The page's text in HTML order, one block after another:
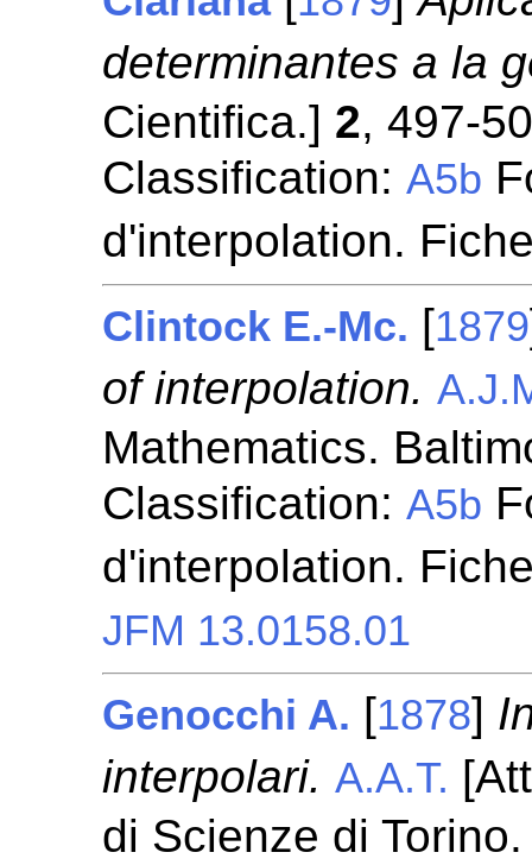
determinantes a la
Cientifica.] 2, 497-
Classification:A5b
d'interpolation.
Clintock E.-Mc. [1879
of interpolation.
Mathematics.
Classification:A5b
d'interpolation.
JFM 13.0158.01
Genocchi A. [1878]
interpolari. A.A.T.
di Scienze di